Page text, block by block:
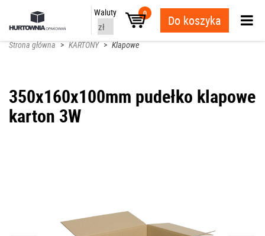
Waluty 0 Do koszyka
Strona główna > KARTONY > Klapowe
350x160x100mm pudełko klapowe
karton 3W